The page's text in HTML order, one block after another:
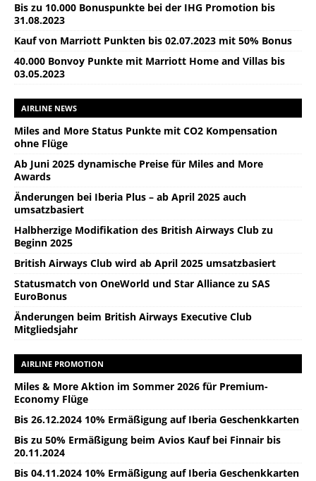
Bis zu 10.000 Bonuspunkte bei der IHG Promotion bis
31.08.2023
Kauf von Marriott Punkten bis 02.07.2023 mit 50% Bonus
40.000 Bonvoy Punkte mit Marriott Home and Villas bis
03.05.2023
AIRLINE NEWS
Miles and More Status Punkte mit CO2 Kompensation
ohne Flüge
Ab Juni 2025 dynamische Preise für Miles and More
Awards
Änderungen bei Iberia Plus – ab April 2025 auch
umsatzbasiert
Halbherzige Modifikation des British Airways Club zu
Beginn 2025
British Airways Club wird ab April 2025 umsatzbasiert
Statusmatch von OneWorld und Star Alliance zu SAS
EuroBonus
Änderungen beim British Airways Executive Club
Mitgliedsjahr
AIRLINE PROMOTION
Miles & More Aktion im Sommer 2026 für Premium-
Economy Flüge
Bis 26.12.2024 10% Ermäßigung auf Iberia Geschenkkarten
Bis zu 50% Ermäßigung beim Avios Kauf bei Finnair bis
20.11.2024
Bis 04.11.2024 10% Ermäßigung auf Iberia Geschenkkarten